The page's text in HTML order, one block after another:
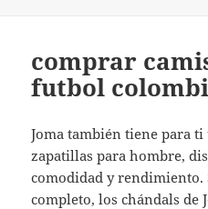
comprar
futbol
Joma también tiene para
zapatillas para hombre,
comodidad y
completo, los chándals de